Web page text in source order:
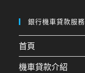
銀行機車貸款服務
首頁
機車貸款介紹